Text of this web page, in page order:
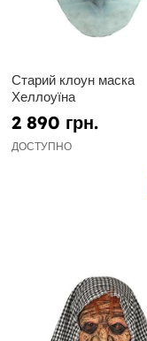
Старий клоун маска
Хеллоуїна
2 890 грн.
ДОСТУПНО